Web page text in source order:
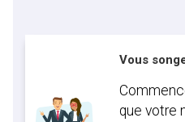
Vous
que votre